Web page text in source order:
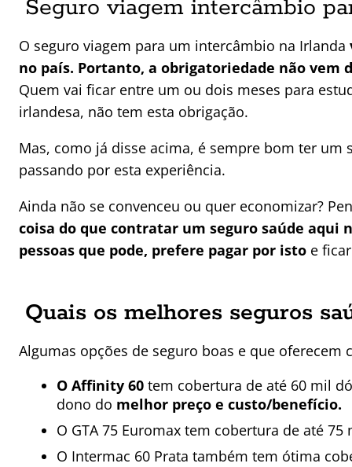
Seguro viagem intercâmbio
O seguro viagem para um intercâmbio na Irlanda
no país. Portanto, a obrigatoriedade não vem
Quem vai ficar entre um ou dois meses para
irlandesa, não tem esta obrigação.
Mas, como já disse acima, é sempre bom ter um
passando por esta experiência.
Ainda não se convenceu ou quer economizar?
coisa do que contratar um seguro saúde aqui
pessoas que pode, prefere pagar por isto e
Quais os melhores seguros
Algumas opções de seguro boas e que
O Affinity 60 tem cobertura de até 60 mil
dono do melhor preço e custo/benefício.
O GTA 75 Euromax tem cobertura de até
O Intermac 60 Prata também tem ótima